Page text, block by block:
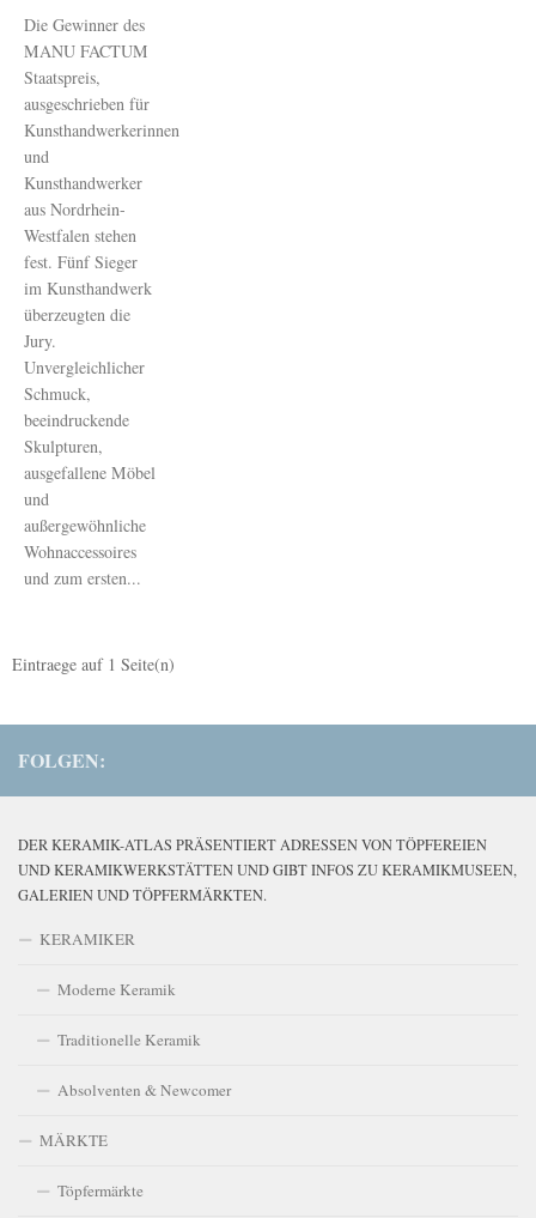
Die Gewinner des
MANU FACTUM
Staatspreis,
ausgeschrieben für
Kunsthandwerkerinnen
und
Kunsthandwerker
aus Nordrhein-
Westfalen stehen
fest. Fünf Sieger
im Kunsthandwerk
überzeugten die
Jury.
Unvergleichlicher
Schmuck,
beeindruckende
Skulpturen,
ausgefallene Möbel
und
außergewöhnliche
Wohnaccessoires
und zum ersten...
Eintraege auf 1 Seite(n)
FOLGEN:
DER KERAMIK-ATLAS PRÄSENTIERT ADRESSEN VON TÖPFEREIEN
UND KERAMIKWERKSTÄTTEN UND GIBT INFOS ZU KERAMIKMUSEEN,
GALERIEN UND TÖPFERMÄRKTEN.
KERAMIKER
Moderne Keramik
Traditionelle Keramik
Absolventen & Newcomer
MÄRKTE
Töpfermärkte